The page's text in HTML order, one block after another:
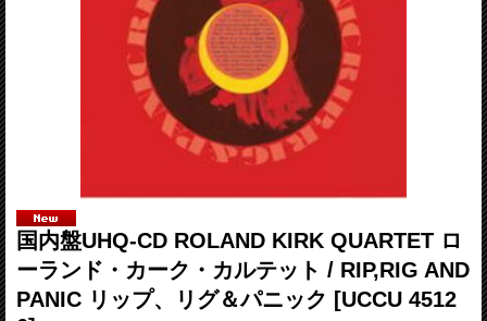
国内盤UHQ-CD ROLAND KIRK QUARTET ロ
ーランド・カーク・カルテット / RIP,RIG AND
PANIC リップ、リグ＆パニック [UCCU 4512